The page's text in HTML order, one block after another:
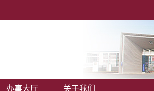
办事大厅 关于我们